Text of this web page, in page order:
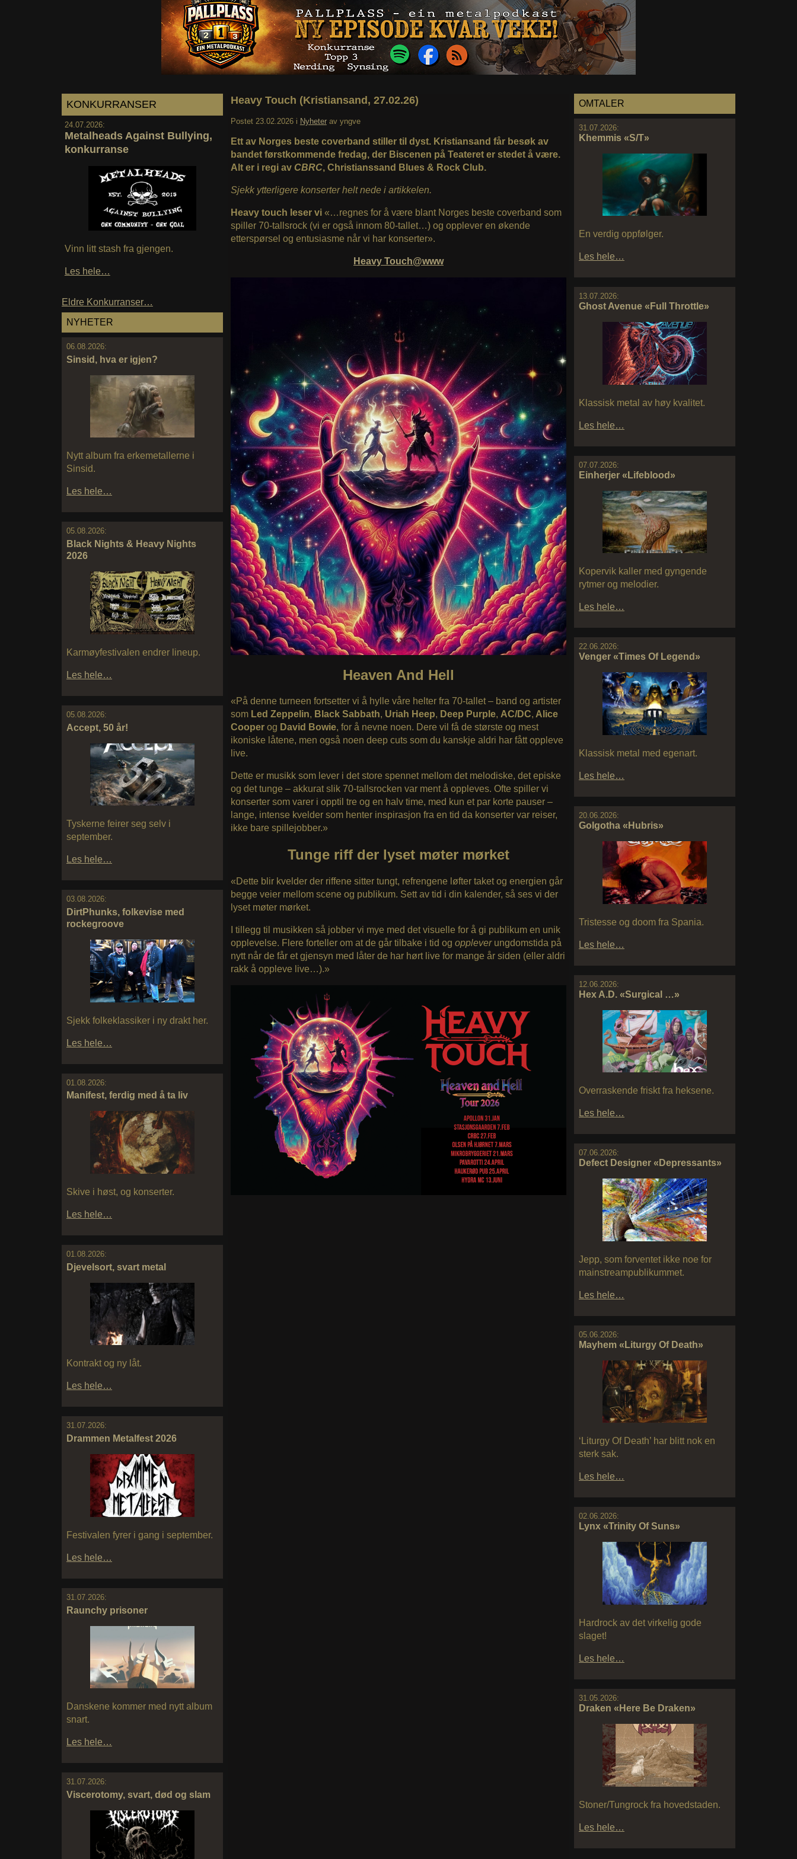
KONKURRANSER
24.07.2026:
Metalheads Against Bullying,
konkurranse
Vinn litt stash fra gjengen.
Les hele…
Eldre Konkurranser…
NYHETER
06.08.2026:
Sinsid, hva er igjen?
Nytt album fra erkemetallerne i
Sinsid.
Les hele…
05.08.2026:
Black Nights & Heavy Nights
2026
Karmøyfestivalen endrer lineup.
Les hele…
05.08.2026:
Accept, 50 år!
Tyskerne feirer seg selv i
september.
Les hele…
03.08.2026:
DirtPhunks, folkevise med
rockegroove
Sjekk folkeklassiker i ny drakt her.
Les hele…
01.08.2026:
Manifest, ferdig med å ta liv
Skive i høst, og konserter.
Les hele…
01.08.2026:
Djevelsort, svart metal
Kontrakt og ny låt.
Les hele…
31.07.2026:
Drammen Metalfest 2026
Festivalen fyrer i gang i september.
Les hele…
31.07.2026:
Raunchy prisoner
Danskene kommer med nytt album
snart.
Les hele…
31.07.2026:
Viscerotomy, svart, død og slam
OMTALER
31.07.2026:
Khemmis «S/T»
En verdig oppfølger.
Les hele…
13.07.2026:
Ghost Avenue «Full Throttle»
Klassisk metal av høy kvalitet.
Les hele…
07.07.2026:
Einherjer «Lifeblood»
Kopervik kaller med gyngende
rytmer og melodier.
Les hele…
22.06.2026:
Venger «Times Of Legend»
Klassisk metal med egenart.
Les hele…
20.06.2026:
Golgotha «Hubris»
Tristesse og doom fra Spania.
Les hele…
12.06.2026:
Hex A.D. «Surgical …»
Overraskende friskt fra heksene.
Les hele…
07.06.2026:
Defect Designer «Depressants»
Jepp, som forventet ikke noe for
mainstreampublikummet.
Les hele…
05.06.2026:
Mayhem «Liturgy Of Death»
‘Liturgy Of Death’ har blitt nok en
sterk sak.
Les hele…
02.06.2026:
Lynx «Trinity Of Suns»
Hardrock av det virkelig gode
slaget!
Les hele…
31.05.2026:
Draken «Here Be Draken»
Stoner/Tungrock fra hovedstaden.
Les hele…
Heavy Touch (Kristiansand, 27.02.26)
Postet 23.02.2026 i Nyheter av yngve
Ett av Norges beste coverband stiller til dyst. Kristiansand får besøk av
bandet førstkommende fredag, der Biscenen på Teateret er stedet å være.
Alt er i regi av CBRC, Christianssand Blues & Rock Club.
Sjekk ytterligere konserter helt nede i artikkelen.
Heavy touch leser vi «…regnes for å være blant Norges beste coverband som
spiller 70-tallsrock (vi er også innom 80-tallet…) og opplever en økende
etterspørsel og entusiasme når vi har konserter».
Heavy Touch@www
Heaven And Hell
«På denne turneen fortsetter vi å hylle våre helter fra 70-tallet – band og artister
som Led Zeppelin, Black Sabbath, Uriah Heep, Deep Purple, AC/DC, Alice
Cooper og David Bowie, for å nevne noen. Dere vil få de største og mest
ikoniske låtene, men også noen deep cuts som du kanskje aldri har fått oppleve
live.
Dette er musikk som lever i det store spennet mellom det melodiske, det episke
og det tunge – akkurat slik 70-tallsrocken var ment å oppleves. Ofte spiller vi
konserter som varer i opptil tre og en halv time, med kun et par korte pauser –
lange, intense kvelder som henter inspirasjon fra en tid da konserter var reiser,
ikke bare spillejobber.»
Tunge riff der lyset møter mørket
«Dette blir kvelder der riffene sitter tungt, refrengene løfter taket og energien går
begge veier mellom scene og publikum. Sett av tid i din kalender, så ses vi der
lyset møter mørket.
I tillegg til musikken så jobber vi mye med det visuelle for å gi publikum en unik
opplevelse. Flere forteller om at de går tilbake i tid og opplever ungdomstida på
nytt når de får et gjensyn med låter de har hørt live for mange år siden (eller aldri
rakk å oppleve live…).»